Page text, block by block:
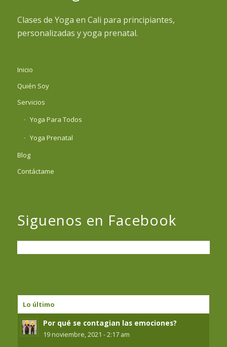
Clases de Yoga en Cali para principiantes,
personalizadas y yoga prenatal.
Inicio
Quién Soy
Servicios
Yoga Para Todos
Yoga Prenatal
Blog
Contáctame
Siguenos en Facebook
Lo último
Por qué se contagian las emociones?
19 noviembre, 2021 - 2:17 am